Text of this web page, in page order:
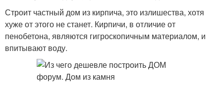
Строит частный дом из кирпича, это излишества, хотя
хуже от этого не станет. Кирпичи, в отличие от
пенобетона, являются гигроскопичным материалом, и
впитывают воду.